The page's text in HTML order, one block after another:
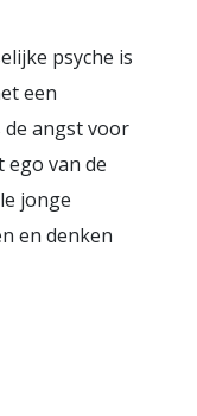
psyche is
een
de angst voor
ego van de
jonge
en denken